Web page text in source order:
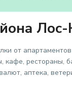
Лос-
от апартаментов
кафе, рестораны,
аптека,